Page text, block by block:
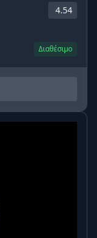
4.54
Διαθέσιμο